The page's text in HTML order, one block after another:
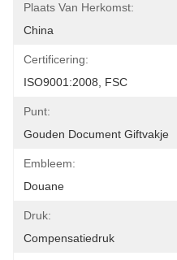
Plaats Van Herkomst:
China
Certificering:
ISO9001:2008, FSC
Punt:
Gouden Document Giftvakje
Embleem:
Douane
Druk:
Compensatiedruk